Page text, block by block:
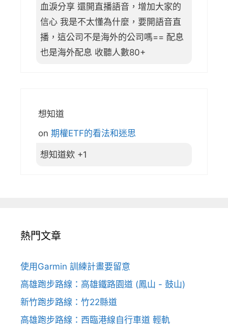
血淚分享 還開直播語音，增加大家的
信心 我是不太懂為什麼，要開語音直
播，這公司不是海外的公司嗎== 配息
也是海外配息 收聽人數80+
想知道
on 期權ETF的看法和迷思
想知道欸 +1
熱門文章
使用Garmin 訓練計畫要留意
高雄跑步路線：高雄鐵路園道 (鳳山 - 鼓山)
新竹跑步路線：竹22縣道
高雄跑步路線：西臨港線自行車道 輕軌